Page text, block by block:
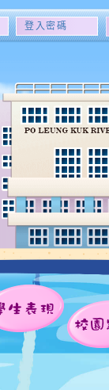
登
名
稱
登
密
碼
學生表現
校